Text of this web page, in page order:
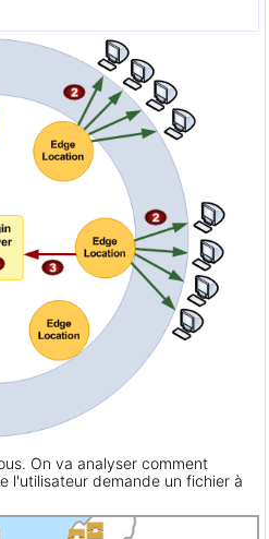
On va analyser comment
l'utilisateur demande un fichier à